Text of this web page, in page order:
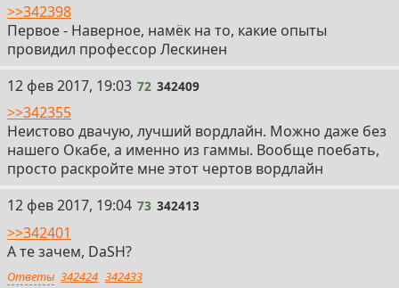
>>342398
Первое - Наверное, намёк на то, какие опыты
провидил профессор Лескинен
72
12 фев 2017, 19:03 72 342409
>>342355
Неистово двачую, лучший вордлайн. Можно даже без
нашего Окабе, а именно из гаммы. Вообще поебать,
просто раскройте мне этот чертов вордлайн
73
12 фев 2017, 19:04 73 342413
>>342401
А те зачем, DaSH?
Ответы 342424 342433